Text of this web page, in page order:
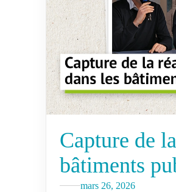
Capture de
bâtiments
mars 26, 2026